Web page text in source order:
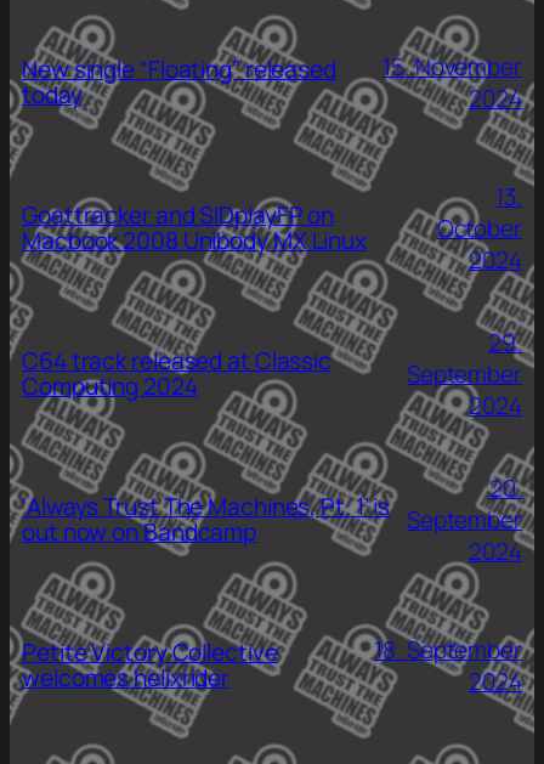
New single “Floating” released
today
15. November
2024
Goattracker and SIDplayFP on
Macbook 2008 Unibody MX Linux
13.
October
2024
C64 track released at Classic
Computing 2024
29.
September
2024
‘Always Trust The Machines, Pt. 1’ is
out now on Bandcamp
20.
September
2024
Petite Victory Collective
welcomes helixrider
18. September
2024